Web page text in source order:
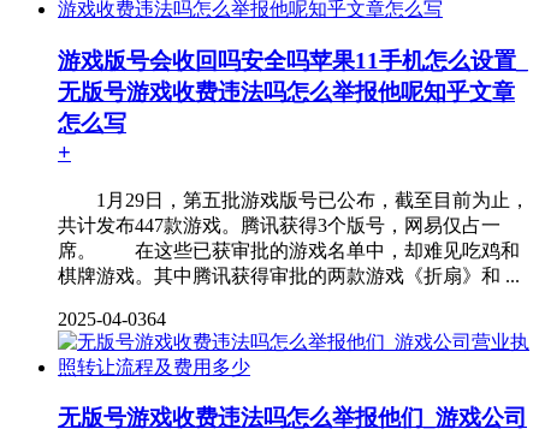
游戏版号会收回吗安全吗苹果11手机怎么设置_
无版号游戏收费违法吗怎么举报他呢知乎文章
怎么写
+
1月29日，第五批游戏版号已公布，截至目前为止，
共计发布447款游戏。腾讯获得3个版号，网易仅占一
席。 在这些已获审批的游戏名单中，却难见吃鸡和
棋牌游戏。其中腾讯获得审批的两款游戏《折扇》和 ...
2025-04-0364
无版号游戏收费违法吗怎么举报他们_游戏公司